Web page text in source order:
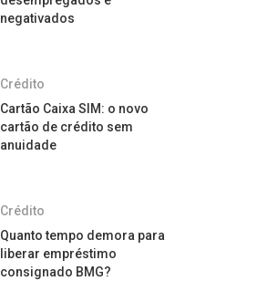
negativados
Crédito
Cartão Caixa SIM: o novo
cartão de crédito sem
anuidade
Crédito
Quanto tempo demora para
liberar empréstimo
consignado BMG?